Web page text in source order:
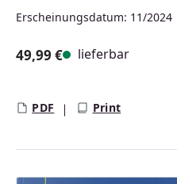
Erscheinungsdatum: 11/2024
49,99 € lieferbar
PDF Print